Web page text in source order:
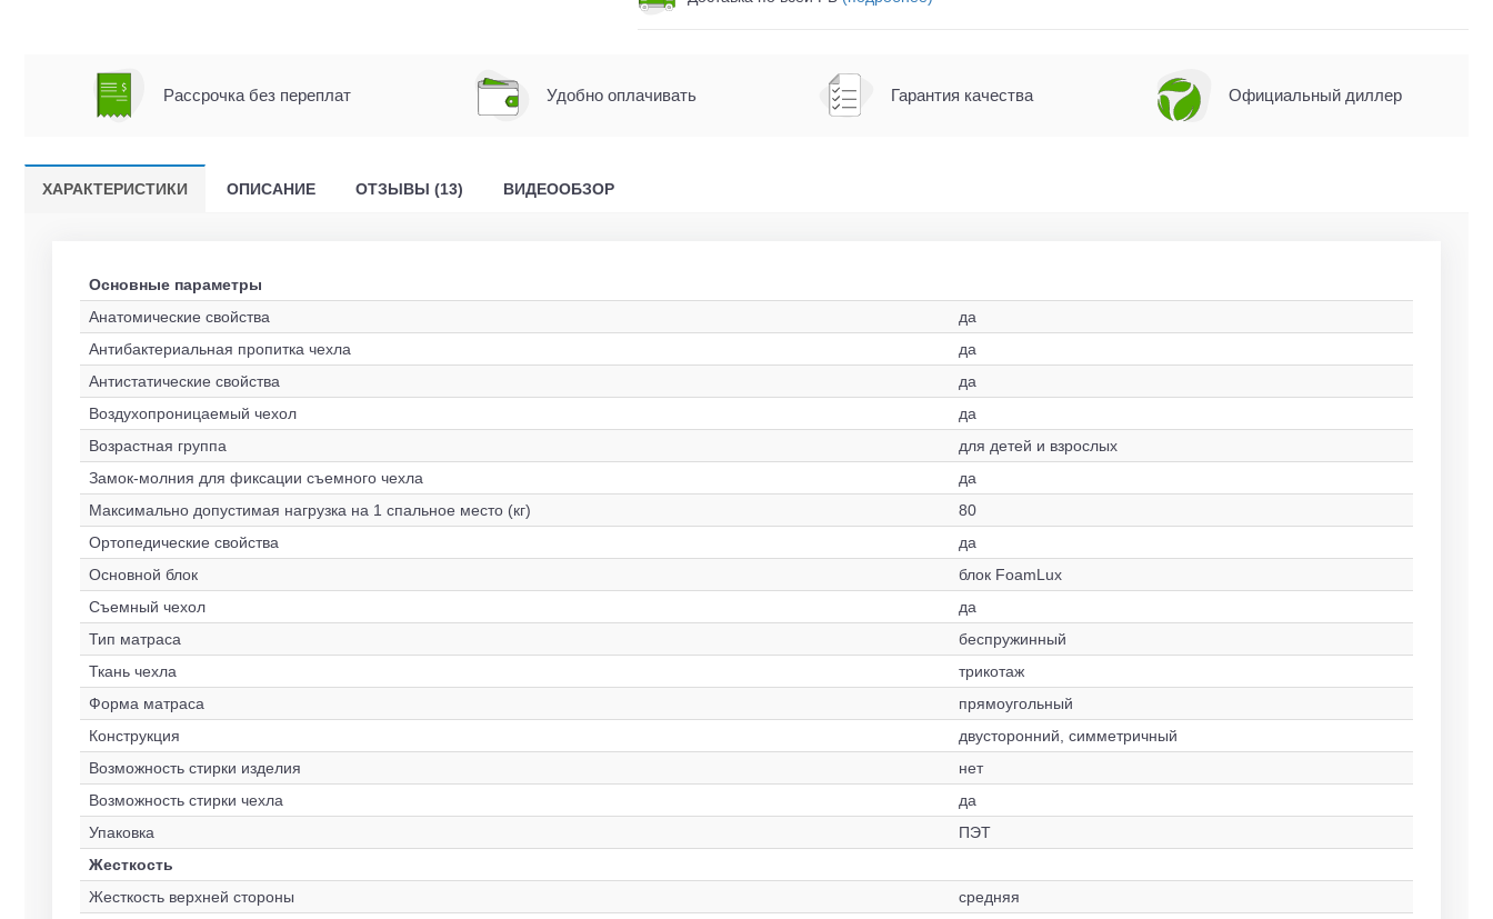
Рассрочка без переплат Удобно оплачивать Гарантия качества Официальный диллер
ХАРАКТЕРИСТИКИ ОПИСАНИЕ ОТЗЫВЫ (13) ВИДЕООБЗОР
Основные параметры
Анатомические свойства
да
Антибактериальная пропитка чехла
да
Антистатические свойства
да
Воздухопроницаемый чехол
да
Возрастная группа
для детей и взрослых
Замок-молния для фиксации съемного чехла
да
Максимально допустимая нагрузка на 1 спальное место (кг)
80
Ортопедические свойства
да
Основной блок
блок FoamLux
Съемный чехол
да
Тип матраса
беспружинный
Ткань чехла
трикотаж
Форма матраса
прямоугольный
Конструкция
двусторонний, симметричный
Возможность стирки изделия
нет
Возможность стирки чехла
да
Упаковка
ПЭТ
Жесткость
Жесткость верхней стороны
средняя